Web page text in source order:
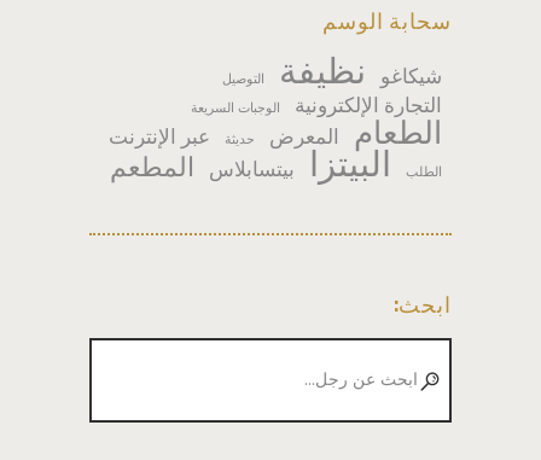
سحابة الوسم
شيكاغو نظيفة التوصيل
التجارة الإلكترونية الوجبات السريعة
الطعام المعرض حديثة عبر الإنترنت
الطلب البيتزا بيتسابلاس المطعم
ابحث:
عن: